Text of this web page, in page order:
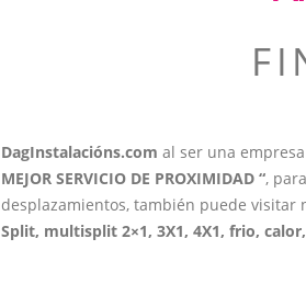
DagInstalacións.com al ser una empresa
MEJOR SERVICIO DE PROXIMIDAD “,
desplazamientos, también puede visitar
Split, multisplit 2×1, 3X1, 4X1, frio,